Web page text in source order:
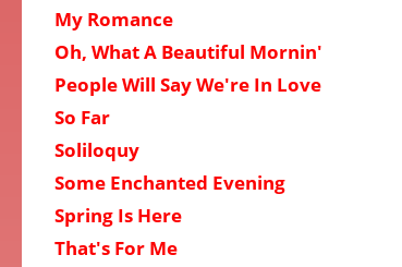
My Romance
Oh, What A Beautiful Mornin'
People Will Say We're In Love
So Far
Soliloquy
Some Enchanted Evening
Spring Is Here
That's For Me